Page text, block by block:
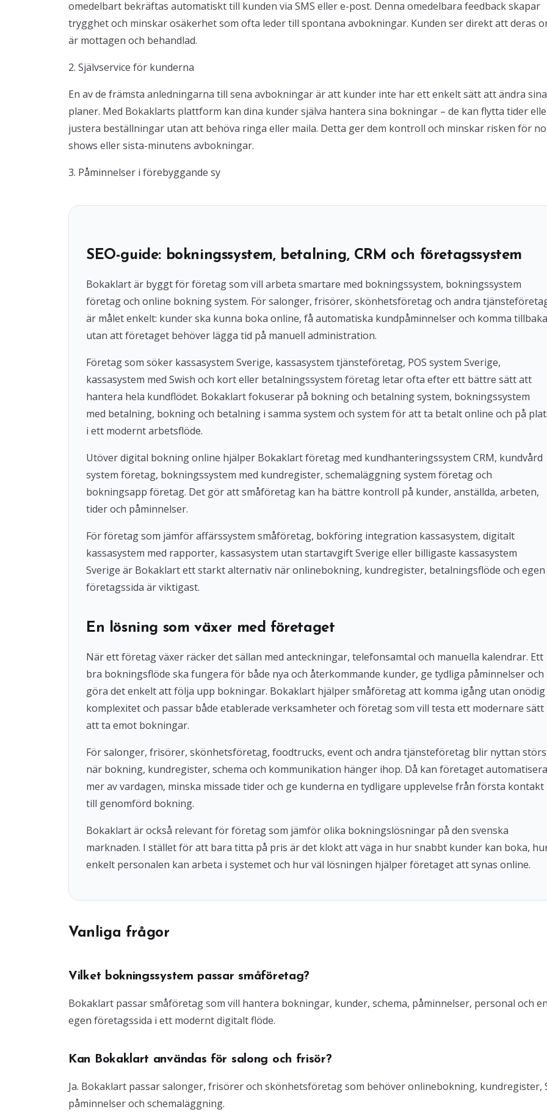
omedelbart bekräftas automatiskt till kunden via SMS eller e-post. Denna omedelbara feedback skapar
trygghet och minskar osäkerhet som ofta leder till spontana avbokningar. Kunden ser direkt att deras
är mottagen och behandlad.
2. Självservice för kunderna
En av de främsta anledningarna till sena avbokningar är att kunder inte har ett enkelt sätt att ändra sina
planer. Med Bokaklarts plattform kan dina kunder själva hantera sina bokningar – de kan flytta tider
justera beställningar utan att behöva ringa eller maila. Detta ger dem kontroll och minskar risken för
shows eller sista-minutens avbokningar.
3. Påminnelser i förebyggande sy
SEO-guide: bokningssystem, betalning, CRM och företagssystem
Bokaklart är byggt för företag som vill arbeta smartare med bokningssystem, bokningssystem
företag och online bokning system. För salonger, frisörer, skönhetsföretag och andra
är målet enkelt: kunder ska kunna boka online, få automatiska kundpåminnelser och komma tillbaka
utan att företaget behöver lägga tid på manuell administration.
Företag som söker kassasystem Sverige, kassasystem tjänsteföretag, POS system Sverige,
kassasystem med Swish och kort eller betalningssystem företag letar ofta efter ett bättre sätt att
hantera hela kundflödet. Bokaklart fokuserar på bokning och betalning system, bokningssystem
med betalning, bokning och betalning i samma system och system för att ta betalt online och på
i ett modernt arbetsflöde.
Utöver digital bokning online hjälper Bokaklart företag med kundhanteringssystem CRM, kundvård
system företag, bokningssystem med kundregister, schemaläggning system företag och
bokningsapp företag. Det gör att småföretag kan ha bättre kontroll på kunder, anställda, arbeten,
tider och påminnelser.
För företag som jämför affärssystem småföretag, bokföring integration kassasystem, digitalt
kassasystem med rapporter, kassasystem utan startavgift Sverige eller billigaste kassasystem
Sverige är Bokaklart ett starkt alternativ när onlinebokning, kundregister, betalningsflöde och egen
företagssida är viktigast.
En lösning som växer med företaget
När ett företag växer räcker det sällan med anteckningar, telefonsamtal och manuella kalendrar. Ett
bra bokningsflöde ska fungera för både nya och återkommande kunder, ge tydliga påminnelser och
göra det enkelt att följa upp bokningar. Bokaklart hjälper småföretag att komma igång utan onödig
komplexitet och passar både etablerade verksamheter och företag som vill testa ett modernare sätt
att ta emot bokningar.
För salonger, frisörer, skönhetsföretag, foodtrucks, event och andra tjänsteföretag blir nyttan
när bokning, kundregister, schema och kommunikation hänger ihop. Då kan företaget automatisera
mer av vardagen, minska missade tider och ge kunderna en tydligare upplevelse från första kontakt
till genomförd bokning.
Bokaklart är också relevant för företag som jämför olika bokningslösningar på den svenska
marknaden. I stället för att bara titta på pris är det klokt att väga in hur snabbt kunder kan boka,
enkelt personalen kan arbeta i systemet och hur väl lösningen hjälper företaget att synas online.
Vanliga frågor
Vilket bokningssystem passar småföretag?
Bokaklart passar småföretag som vill hantera bokningar, kunder, schema, påminnelser, personal och en
egen företagssida i ett modernt digitalt flöde.
Kan Bokaklart användas för salong och frisör?
Ja. Bokaklart passar salonger, frisörer och skönhetsföretag som behöver onlinebokning, kundregister,
påminnelser och schemaläggning.